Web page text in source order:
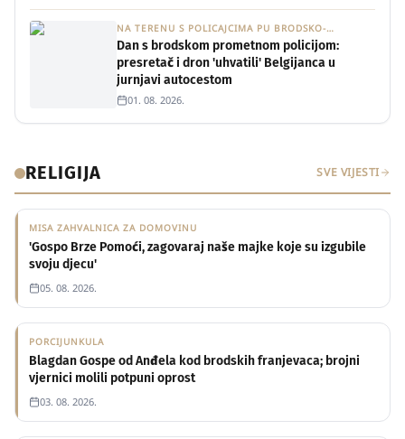
NA TERENU S POLICAJCIMA PU BRODSKO-
POSAVSKE
Dan s brodskom prometnom policijom:
presretač i dron 'uhvatili' Belgijanca u
jurnjavi autocestom
01. 08. 2026.
RELIGIJA SVE VIJESTI
MISA ZAHVALNICA ZA DOMOVINU
'Gospo Brze Pomoći, zagovaraj naše majke koje su izgubile
svoju djecu'
05. 08. 2026.
PORCIJUNKULA
Blagdan Gospe od Anđela kod brodskih franjevaca; brojni
vjernici molili potpuni oprost
03. 08. 2026.